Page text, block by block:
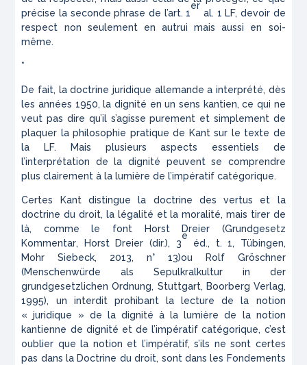
précise la seconde phrase de l’art. 1
er
al. 1 LF, devoir de
respect non seulement en autrui mais aussi en soi-
même.
*
De fait, la doctrine juridique allemande a interprété, dès
les années 1950, la dignité en un sens kantien, ce qui ne
veut pas dire qu’il s’agisse purement et simplement de
plaquer la philosophie pratique de Kant sur le texte de
la LF. Mais plusieurs aspects essentiels de
l’interprétation de la dignité peuvent se comprendre
plus clairement à la lumière de l’impératif catégorique.
Certes Kant distingue la doctrine des vertus et la
doctrine du droit, la légalité et la moralité, mais tirer de
là, comme le font Horst Dreier (Grundgesetz
Kommentar, Horst Dreier (dir.), 3
e
éd., t. 1, Tübingen,
Mohr Siebeck, 2013, n° 13)ou Rolf Gröschner
(Menschenwürde als Sepulkralkultur in der
grundgesetzlichen Ordnung, Stuttgart, Boorberg Verlag,
1995), un interdit prohibant la lecture de la notion
« juridique » de la dignité à la lumière de la notion
kantienne de dignité et de l’impératif catégorique, c’est
oublier que la notion et l’impératif, s’ils ne sont certes
pas dans la Doctrine du droit, sont dans les Fondements